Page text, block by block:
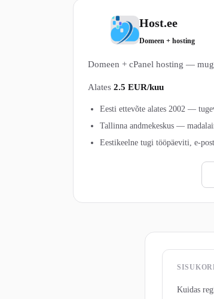
Host.ee
Domeen + hosting
Domeen + cPanel hosting —
Alates 2.5 EUR/kuu
Eesti ettevõte alates 2002 —
Tallinna andmekeskus —
Eestikeelne tugi tööpäeviti, e-
Kuidas